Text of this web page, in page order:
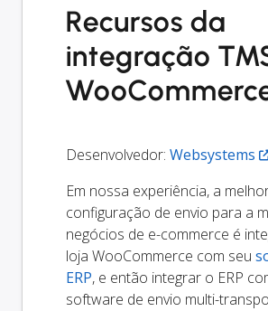
Recursos da
integração
Desenvolvedor: Websystems
Em nossa experiência, a
configuração de envio para a
negócios de e-commerce é
loja WooCommerce com seu
ERP, e então integrar o ERP
software de envio multi-